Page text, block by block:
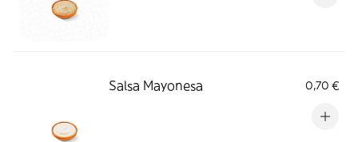
Salsa Mayonesa 0,70 €